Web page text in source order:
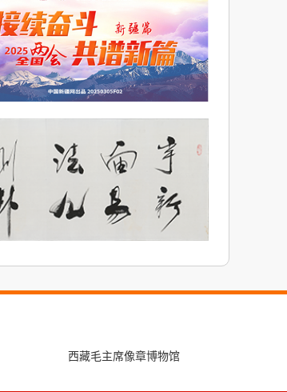
西藏毛主席像章博物馆